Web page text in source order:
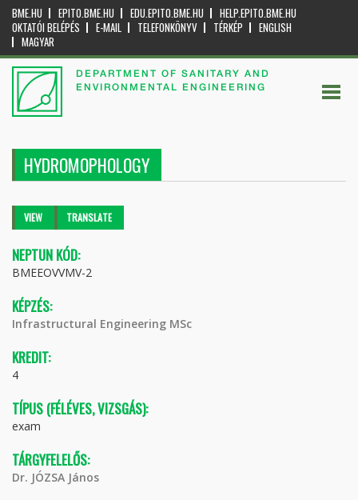
BME.HU EPITO.BME.HU EDU.EPITO.BME.HU
HELP.EPITO.BME.HU
OKTATÓI BELÉPÉS
E-MAIL TELEFONKÖNYV TÉRKÉP
ENGLISH
MAGYAR
DEPARTMENT OF SANITARY AND
ENVIRONMENTAL ENGINEERING
HYDROMOPHOLOGY
Primary tabs
VIEW (ACTIVETRANSLATE
NEPTUN KÓD:
BMEEOVVMV-2
KÉPZÉS:
Infrastructural Engineering MSc
KREDIT:
4
TÍPUS (FÉLÉVES, VIZSGÁS):
exam
TÁRGYFELELŐS:
Dr. JÓZSA János